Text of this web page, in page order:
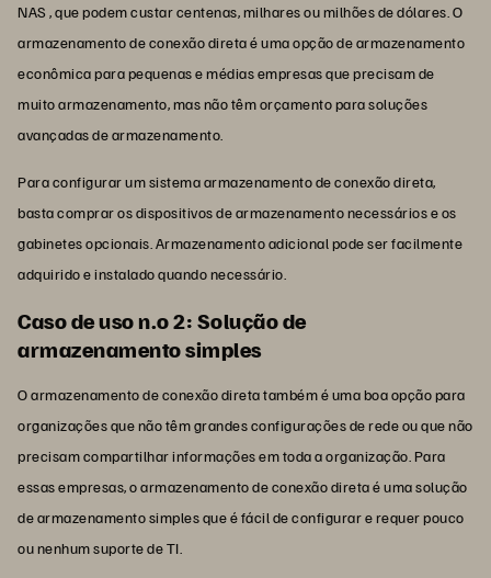
NAS , que podem custar centenas, milhares ou milhões de dólares. O
armazenamento de conexão direta é uma opção de armazenamento
econômica para pequenas e médias empresas que precisam de
muito armazenamento, mas não têm orçamento para soluções
avançadas de armazenamento.
Para configurar um sistema armazenamento de conexão direta,
basta comprar os dispositivos de armazenamento necessários e os
gabinetes opcionais. Armazenamento adicional pode ser facilmente
adquirido e instalado quando necessário.
Caso de uso n.o 2: Solução de
armazenamento simples
O armazenamento de conexão direta também é uma boa opção para
organizações que não têm grandes configurações de rede ou que não
precisam compartilhar informações em toda a organização. Para
essas empresas, o armazenamento de conexão direta é uma solução
de armazenamento simples que é fácil de configurar e requer pouco
ou nenhum suporte de TI.